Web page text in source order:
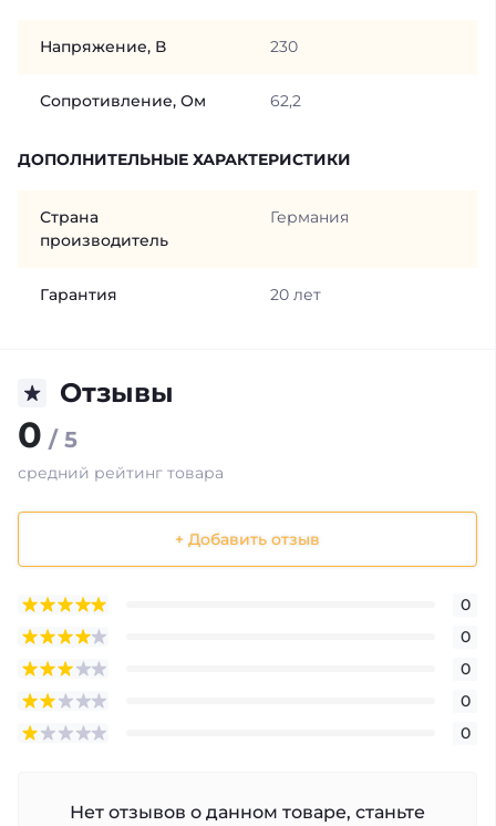
Напряжение, В 230
Сопротивление, Ом 62,2
ДОПОЛНИТЕЛЬНЫЕ ХАРАКТЕРИСТИКИ
Страна
производитель
Германия
Гарантия 20 лет
Отзывы
0 / 5
средний рейтинг товара
+ Добавить отзыв
0
0
0
0
0
Нет отзывов о данном товаре, станьте